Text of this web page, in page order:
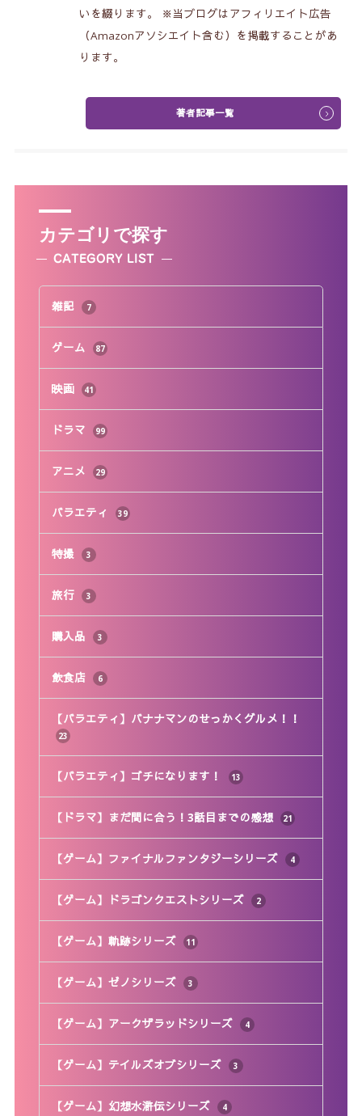
いを綴ります。 ※当ブログはアフィリエイト広告
（Amazonアソシエイト含む）を掲載することがあ
ります。
著者記事一覧
カテゴリで探す
CATEGORY LIST
雑記 7
ゲーム 87
映画 41
ドラマ 99
アニメ 29
バラエティ 39
特撮 3
旅行 3
購入品 3
飲食店 6
【バラエティ】バナナマンのせっかくグルメ！！
23
【バラエティ】ゴチになります！ 13
【ドラマ】まだ間に合う！3話目までの感想 21
【ゲーム】ファイナルファンタジーシリーズ 4
【ゲーム】ドラゴンクエストシリーズ 2
【ゲーム】軌跡シリーズ 11
【ゲーム】ゼノシリーズ 3
【ゲーム】アークザラッドシリーズ 4
【ゲーム】テイルズオブシリーズ 3
【ゲーム】幻想水滸伝シリーズ 4